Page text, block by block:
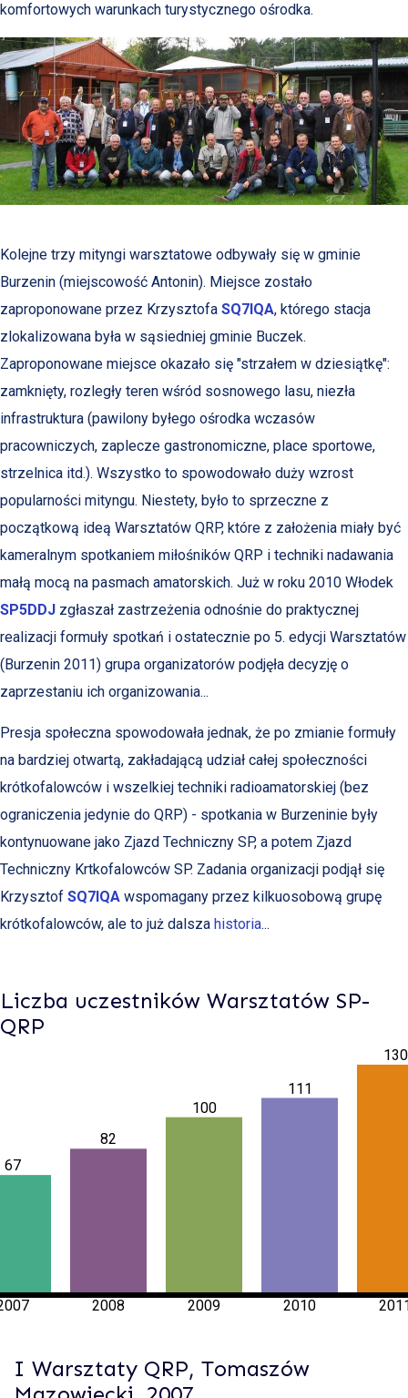
komfortowych warunkach turystycznego ośrodka.
Kolejne trzy mityngi warsztatowe odbywały się w gminie
Burzenin (miejscowość Antonin). Miejsce zostało
zaproponowane przez Krzysztofa SQ7IQA, którego stacja
zlokalizowana była w sąsiedniej gminie Buczek.
Zaproponowane miejsce okazało się "strzałem w dziesiątkę":
zamknięty, rozległy teren wśród sosnowego lasu, niezła
infrastruktura (pawilony byłego ośrodka wczasów
pracowniczych, zaplecze gastronomiczne, place sportowe,
strzelnica itd.). Wszystko to spowodowało duży wzrost
popularności mityngu. Niestety, było to sprzeczne z
początkową ideą Warsztatów QRP, które z założenia miały być
kameralnym spotkaniem miłośników QRP i techniki nadawania
małą mocą na pasmach amatorskich. Już w roku 2010 Włodek
SP5DDJ zgłaszał zastrzeżenia odnośnie do praktycznej
realizacji formuły spotkań i ostatecznie po 5. edycji Warsztatów
(Burzenin 2011) grupa organizatorów podjęła decyzję o
zaprzestaniu ich organizowania...
Presja społeczna spowodowała jednak, że po zmianie formuły
na bardziej otwartą, zakładającą udział całej społeczności
krótkofalowców i wszelkiej techniki radioamatorskiej (bez
ograniczenia jedynie do QRP) - spotkania w Burzeninie były
kontynuowane jako Zjazd Techniczny SP, a potem Zjazd
Techniczny Krtkofalowców SP. Zadania organizacji podjął się
Krzysztof SQ7IQA wspomagany przez kilkuosobową grupę
krótkofalowców, ale to już dalsza historia...
Liczba uczestników Warsztatów SP-
QRP
2008 2009 2010
67
82
100
111
130
I Warsztaty QRP, Tomaszów